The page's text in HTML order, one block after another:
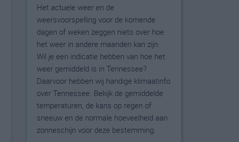
Het actuele weer en de
weersvoorspelling voor de komende
dagen of weken zeggen niets over hoe
het weer in andere maanden kan zijn.
Wil je een indicatie hebben van hoe het
weer gemiddeld is in Tennessee?
Daarvoor hebben wij handige klimaatinfo
over Tennessee. Bekijk de gemiddelde
temperaturen, de kans op regen of
sneeuw en de normale hoeveelheid aan
zonneschijn voor deze bestemming.